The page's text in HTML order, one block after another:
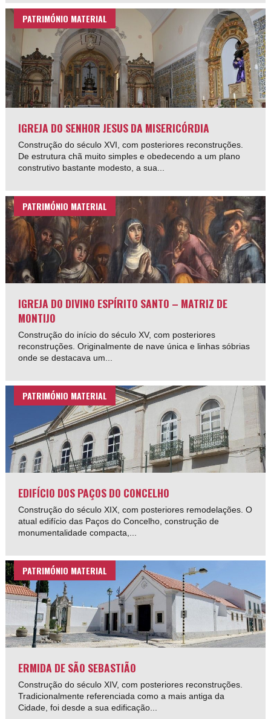
PATRIMÓNIO MATERIAL
IGREJA DO SENHOR JESUS DA MISERICÓRDIA
Construção do século XVI, com posteriores reconstruções.
De estrutura chã muito simples e obedecendo a um plano
construtivo bastante modesto, a sua...
PATRIMÓNIO MATERIAL
IGREJA DO DIVINO ESPÍRITO SANTO – MATRIZ DE
MONTIJO
Construção do início do século XV, com posteriores
reconstruções. Originalmente de nave única e linhas sóbrias
onde se destacava um...
PATRIMÓNIO MATERIAL
EDIFÍCIO DOS PAÇOS DO CONCELHO
Construção do século XIX, com posteriores remodelações. O
atual edifício das Paços do Concelho, construção de
monumentalidade compacta,...
PATRIMÓNIO MATERIAL
ERMIDA DE SÃO SEBASTIÃO
Construção do século XIV, com posteriores reconstruções.
Tradicionalmente referenciada como a mais antiga da
Cidade, foi desde a sua edificação...